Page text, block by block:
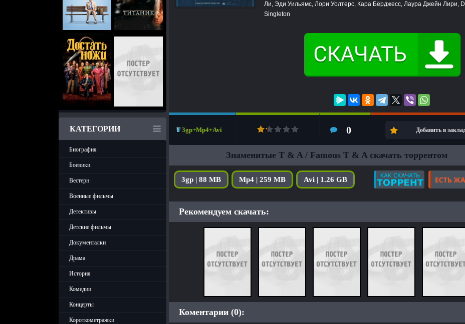
КАТЕГОРИИ
Биография
Боевики
Вестерн
Военные фильмы
Детективы
Детские фильмы
Документалки
Драма
История
Комедии
Концерты
Короткометражки
Ли, Эди Уильямс, Лори Уолтерс, Кара Бёрджесс, Лаура Джейн Лири,
Singleton
3gp+Mp4+Avi 0 Добавить в
Знаменитые T & A / Famous T & A скачать торрентом
3gp | 88 MB Mp4 | 259 MB Avi | 1.26 GB
Рекомендуем скачать:
Коментарии (0):